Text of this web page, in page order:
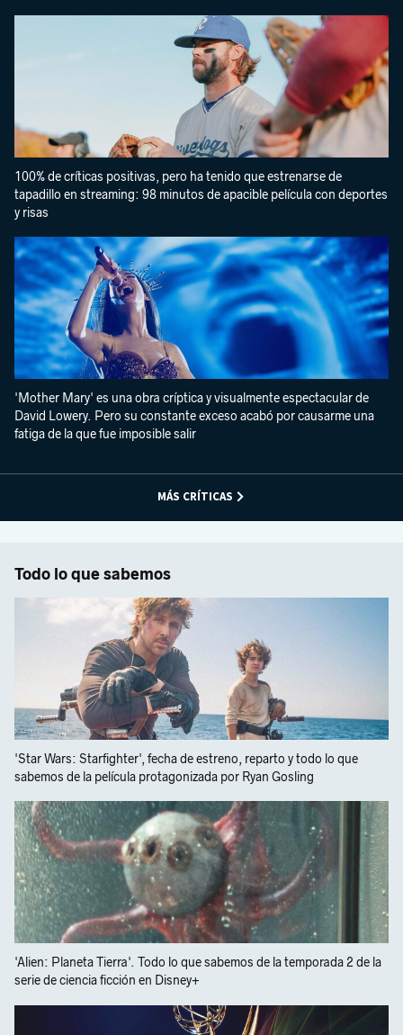
100% de críticas positivas, pero ha tenido que estrenarse de
tapadillo en streaming: 98 minutos de apacible película con deportes
y risas
'Mother Mary' es una obra críptica y visualmente espectacular de
David Lowery. Pero su constante exceso acabó por causarme una
fatiga de la que fue imposible salir
MÁS CRÍTICAS
Todo lo que sabemos
'Star Wars: Starfighter', fecha de estreno, reparto y todo lo que
sabemos de la película protagonizada por Ryan Gosling
'Alien: Planeta Tierra'. Todo lo que sabemos de la temporada 2 de la
serie de ciencia ficción en Disney+